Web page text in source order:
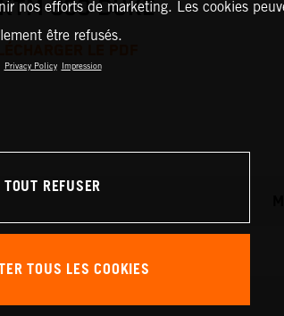
390 DUKE
nos efforts de marketing. Les cookies
être refusés.
Privacy Policy Impression
TOUT REFUSER
TOUS LES COOKIES